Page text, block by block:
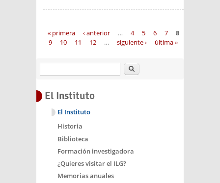
Páginas
« primera ‹ anterior … 4 5 6 7
8
9
10 11 12 … siguiente › última »
Buscar
El Instituto
El Instituto
Historia
Biblioteca
Formación investigadora
¿Quieres visitar el ILG?
Memorias anuales